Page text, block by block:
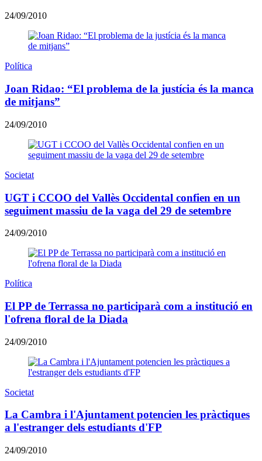
24/09/2010
Política
Joan Ridao: “El problema de la justícia és la manca
de mitjans”
24/09/2010
Societat
UGT i CCOO del Vallès Occidental confien en un
seguiment massiu de la vaga del 29 de setembre
24/09/2010
Política
El PP de Terrassa no participarà com a institució en
l'ofrena floral de la Diada
24/09/2010
Societat
La Cambra i l'Ajuntament potencien les pràctiques
a l'estranger dels estudiants d'FP
24/09/2010